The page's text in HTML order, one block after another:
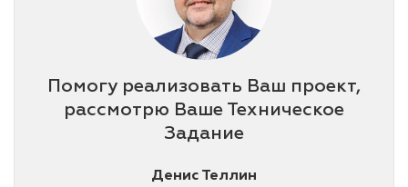
Помогу реализовать Ваш проект,
рассмотрю Ваше Техническое
Задание
Денис Теллин